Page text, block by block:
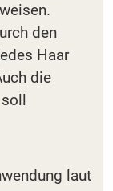
den
Haar
die
laut